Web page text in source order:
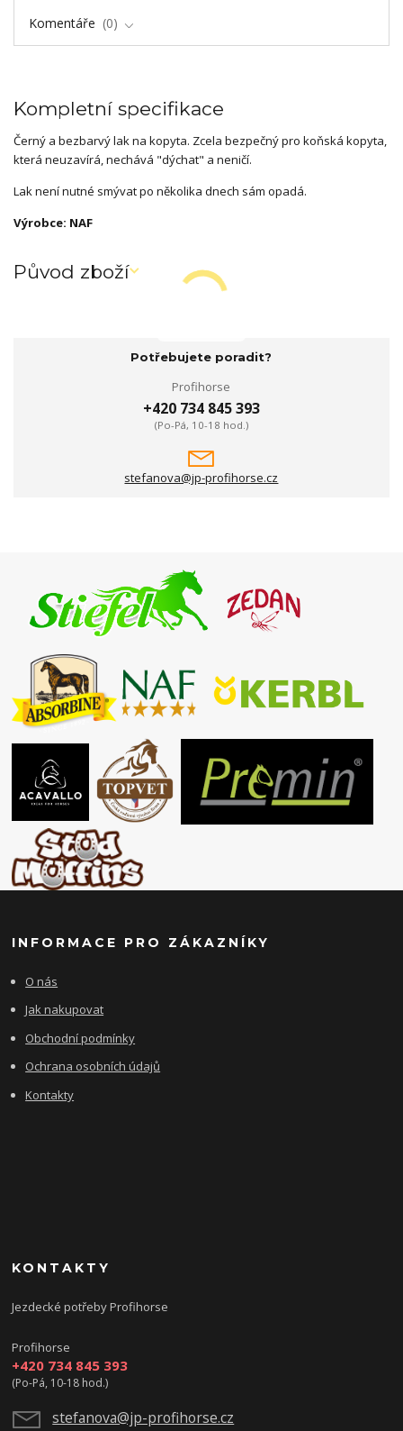
Komentáře
0
Kompletní specifikace
Černý a bezbarvý lak na kopyta. Zcela bezpečný pro koňská kopyta,
která neuzavírá, nechává "dýchat" a neničí.
Lak není nutné smývat po několika dnech sám opadá.
Výrobce: NAF
Původ zboží
Potřebujete poradit?
Profihorse
+420 734 845 393
(Po-Pá, 10-18 hod.)
stefanova@jp-profihorse.cz
INFORMACE PRO ZÁKAZNÍKY
O nás
Jak nakupovat
Obchodní podmínky
Ochrana osobních údajů
Kontakty
KONTAKTY
Jezdecké potřeby Profihorse
Profihorse
+420 734 845 393
(Po-Pá, 10-18 hod.)
stefanova@jp-profihorse.cz